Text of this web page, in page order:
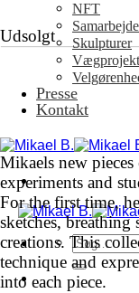
NFT
Samarbejde
Skulpturer
Presse
Kontakt
Søg
efter:
Udsolgt
Mikaels new
experiments and
For the first time,
sketches, breathing
creations. This
technique and
into each piece.